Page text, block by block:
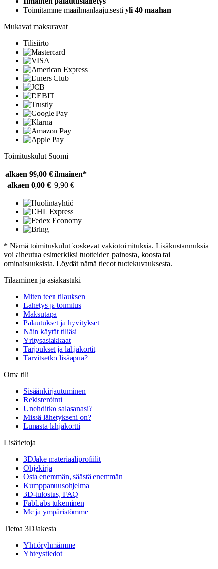
Toimitamme maailmanlaajuisesti yli 40 maahan
Mukavat maksutavat
Tilisiirto
Toimituskulut Suomi
alkaen 99,00 € ilmainen*
alkaen 0,00 € 9,90 €
* Nämä toimituskulut koskevat vakiotoimituksia. Lisäkustannuksia
voi aiheutua esimerkiksi tuotteiden painosta, koosta tai
ominaisuuksista. Löydät nämä tiedot tuotekuvauksesta.
Tilaaminen ja asiakastuki
Miten teen tilauksen
Lähetys ja toimitus
Maksutapa
Palautukset ja hyvitykset
Näin käytät tiliäsi
Yritysasiakkaat
Tarjoukset ja lahjakortit
Tarvitsetko lisäapua?
Oma tili
Sisäänkirjautuminen
Rekisteröinti
Unohditko salasanasi?
Missä lähetykseni on?
Lunasta lahjakortti
Lisätietoja
3DJake materiaaliprofiilit
Ohjekirja
Osta enemmän, säästä enemmän
Kumppanuusohjelma
3D-tulostus, FAQ
FabLabs tukeminen
Me ja ympäristömme
Tietoa 3DJakesta
Yhtiöryhmämme
Yhteystiedot